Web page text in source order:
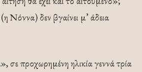
Νόννα) δεν βγαίνει μ’ άδεια
προχωρημένη ηλικία γεννά τρία